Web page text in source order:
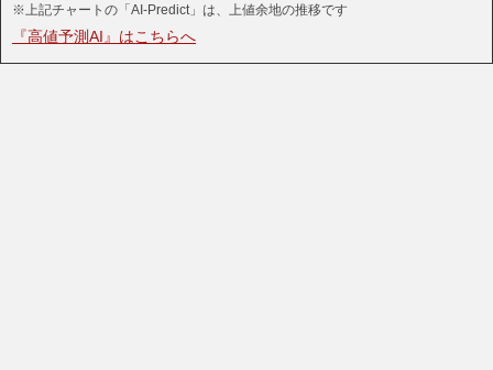
※上記チャートの「AI-Predict」は、上値余地の推移です
『高値予測AI』はこちらへ